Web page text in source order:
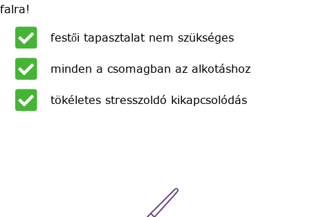
falra!
festői tapasztalat nem szükséges
minden a csomagban az alkotáshoz
tökéletes stresszoldó kikapcsolódás